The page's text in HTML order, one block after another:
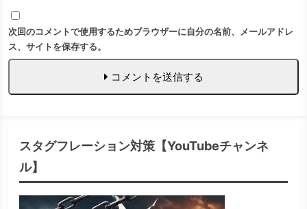
次回のコメントで使用するためブラウザーに自分の名前、メールアドレ
ス、サイトを保存する。
コメントを送信する
スタグフレーション対策【YouTubeチャンネ
ル】